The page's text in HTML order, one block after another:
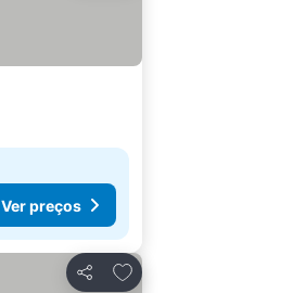
Ver preços
Partilhar
Adicionar aos favoritos